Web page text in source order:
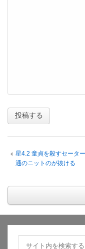
星4.2 童貞を殺すセータ
通のニットのが抜ける